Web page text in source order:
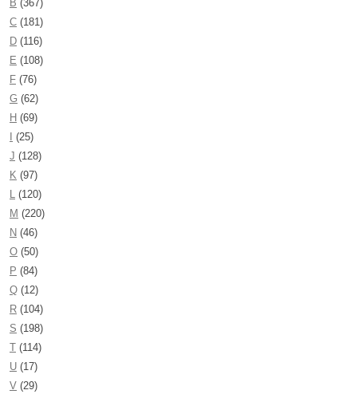
B (367)
C (181)
D (116)
E (108)
F (76)
G (62)
H (69)
(25)
J (128)
K (97)
L (120)
M (220)
N (46)
O (50)
P (84)
Q (12)
R (104)
S (198)
T (114)
U (17)
V (29)